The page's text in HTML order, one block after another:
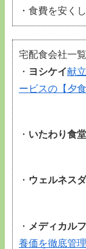
・食費を安く
宅配食会社一覧
・ ヨシケイ献
ービスの【夕食
・ いたわり食堂
・ ウェルネス
・ メディカル
養価を徹底管